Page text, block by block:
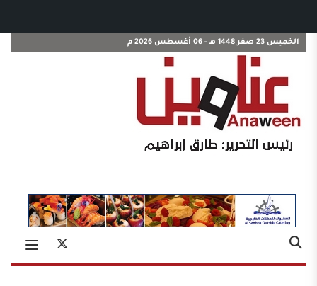
الخميس 23 صفر 1448 هـ - 06 أغسطس 2026 م